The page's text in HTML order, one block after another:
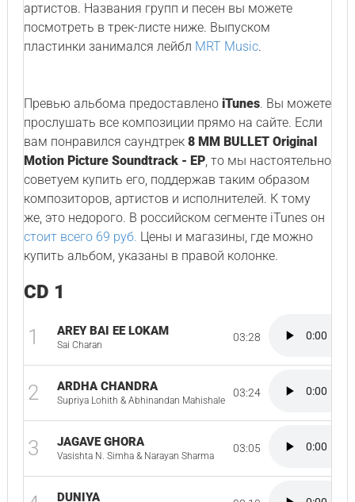
артистов. Названия групп и песен вы можете
посмотреть в трек-листе ниже. Выпуском
пластинки занимался лейбл MRT Music.
Превью альбома предоставлено iTunes. Вы можете
прослушать все композиции прямо на сайте. Если
вам понравился саундтрек 8 MM BULLET Original
Motion Picture Soundtrack - EP, то мы настоятельно
советуем купить его, поддержав таким образом
композиторов, артистов и исполнителей. К тому
же, это недорого. В российском сегменте iTunes он
стоит всего 69 руб. Цены и магазины, где можно
купить альбом, указаны в правой колонке.
CD 1
1 AREY BAI EE LOKAM
Sai Charan
03:28
2 ARDHA CHANDRA
Supriya Lohith & Abhinandan Mahishale
03:24
3 JAGAVE GHORA
Vasishta N. Simha & Narayan Sharma
03:05
DUNIYA